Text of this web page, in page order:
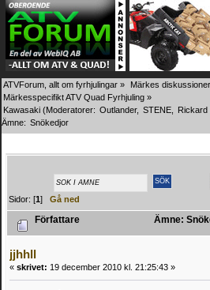
ATVForum, allt om fyrhjulingar » Märkes diskussioner
Märkesspecifikt ATV Quad Fyrhjuling »
Kawasaki (Moderatorer: Outlander, STENE Rickard
Ämne: Snökedjor
Sidor: [1]Gå ned
Författare Ämne:
jjhhll
« skrivet: 19 december 2010 kl. 21:25:43 »